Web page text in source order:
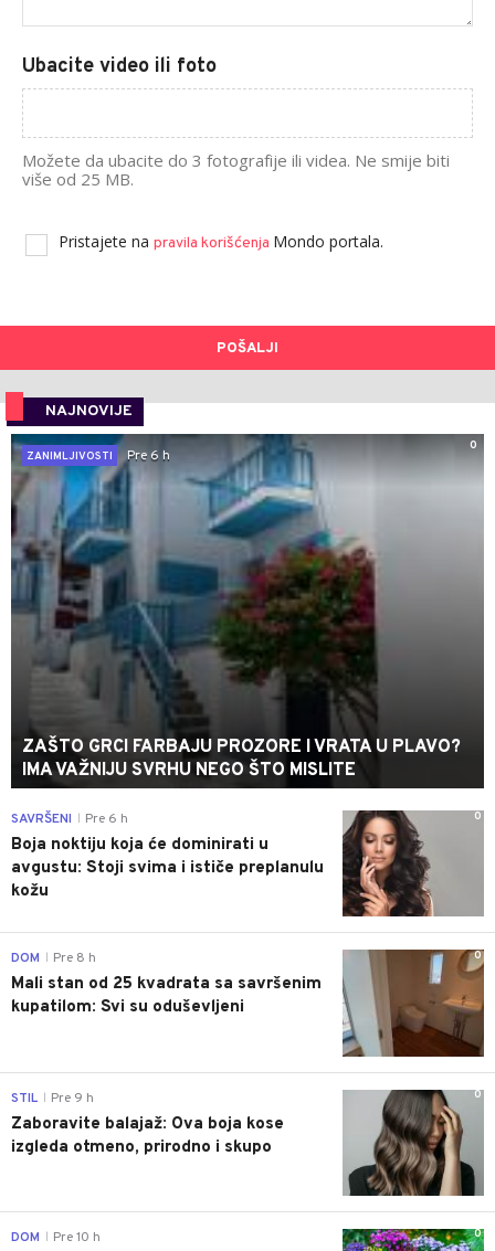
Ubacite video ili foto
Možete da ubacite do 3 fotografije ili videa. Ne smije biti
više od 25 MB.
Pristajete na pravila korišćenja Mondo portala.
POŠALJI
NAJNOVIJE
0
ZANIMLJIVOSTI
Pre 6 h
ZAŠTO GRCI FARBAJU PROZORE I VRATA U PLAVO?
IMA VAŽNIJU SVRHU NEGO ŠTO MISLITE
0
SAVRŠENI Pre 6 h
Boja noktiju koja će dominirati u
avgustu: Stoji svima i ističe preplanulu
kožu
0
DOM Pre 8 h
Mali stan od 25 kvadrata sa savršenim
kupatilom: Svi su oduševljeni
0
STIL Pre 9 h
Zaboravite balajaž: Ova boja kose
izgleda otmeno, prirodno i skupo
0
DOM Pre 10 h